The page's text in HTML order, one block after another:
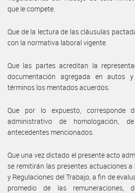
que le compete.
Que de la lectura de las cláusulas
con la normativa laboral vigente.
Que las partes acreditan la
documentación agregada en autos
términos los mentados acuerdos.
Que por lo expuesto, corresponde
administrativo de homologación,
antecedentes mencionados.
Que una vez dictado el presente acto
se remitirán las presentes actuaciones a
y Regulaciones del Trabajo, a fin de
promedio de las